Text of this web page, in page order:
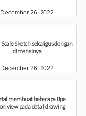
December 26, 2022
Sketch sekaligus dengan
dimensinya
December 26, 2022
membuat beberapa tipe
view pada detail drawing